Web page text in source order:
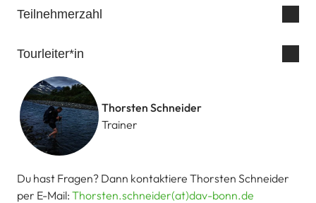
Teilnehmerzahl
Tourleiter*in
Thorsten Schneider
Trainer
Du hast Fragen? Dann kontaktiere Thorsten Schneider
per E-Mail: Thorsten.schneider(at)dav-bonn.de